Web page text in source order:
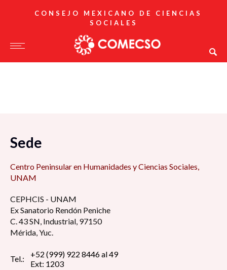
CONSEJO MEXICANO DE CIENCIAS
SOCIALES
Sede
Centro Peninsular en Humanidades y Ciencias Sociales,
UNAM
CEPHCIS - UNAM
Ex Sanatorio Rendón Peniche
C. 43 SN, Industrial, 97150
Mérida, Yuc.
Tel.:
+52 (999) 922 8446 al 49
Ext: 1203